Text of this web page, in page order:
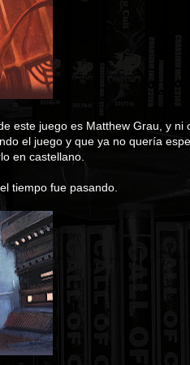
este juego es Matthew Grau, y ni
el juego y que ya no quería
en castellano.
tiempo fue pasando.